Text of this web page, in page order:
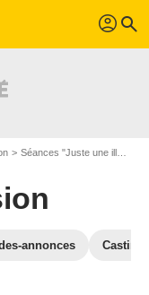
profil search
Séances "Juste une illusion" Loiret
annonces Casting